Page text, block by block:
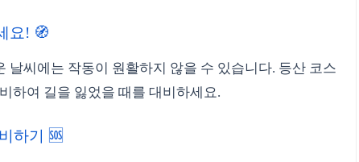
요! 🧭
날씨에는 작동이 원활하지 않을 수 있습니다. 등산 코스
하여 길을 잃었을 때를 대비하세요.
하기 🆘